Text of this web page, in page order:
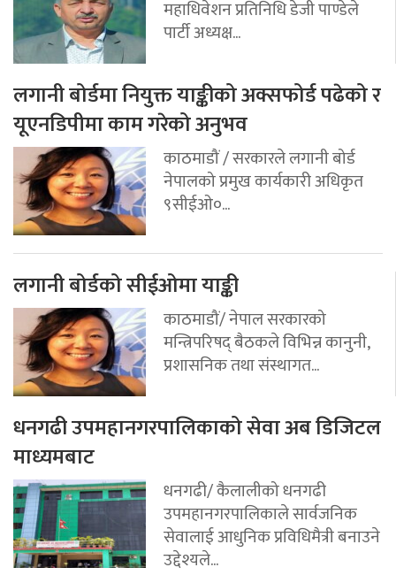
महाधिवेशन प्रतिनिधि डेजी पाण्डेले
पार्टी अध्यक्ष...
लगानी बोर्डमा नियुक्त याङ्कीको अक्सफोर्ड पढेको र
यूएनडिपीमा काम गरेको अनुभव
काठमाडौं / सरकारले लगानी बोर्ड
नेपालको प्रमुख कार्यकारी अधिकृत
९सीईओ०...
लगानी बोर्डको सीईओमा याङ्की
काठमाडौं/ नेपाल सरकारको
मन्त्रिपरिषद् बैठकले विभिन्न कानुनी,
प्रशासनिक तथा संस्थागत...
धनगढी उपमहानगरपालिकाको सेवा अब डिजिटल
माध्यमबाट
धनगढी/ कैलालीको धनगढी
उपमहानगरपालिकाले सार्वजनिक
सेवालाई आधुनिक प्रविधिमैत्री बनाउने
उद्देश्यले...